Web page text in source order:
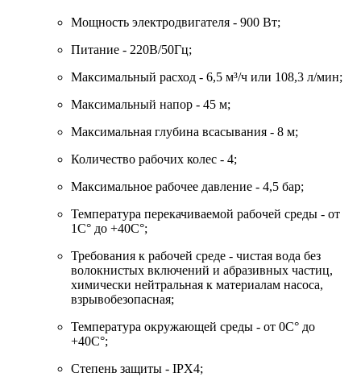
Мощность электродвигателя - 900 Вт;
Питание - 220В/50Гц;
Максимальный расход - 6,5 м³/ч или 108,3 л/мин;
Максимальный напор - 45 м;
Максимальная глубина всасывания - 8 м;
Количество рабочих колес - 4;
Максимальное рабочее давление - 4,5 бар;
Температура перекачиваемой рабочей среды - от
1С° до +40С°;
Требования к рабочей среде - чистая вода без
волокнистых включений и абразивных частиц,
химически нейтральная к материалам насоса,
взрывобезопасная;
Температура окружающей среды - от 0С° до
+40С°;
Степень защиты - IPX4;